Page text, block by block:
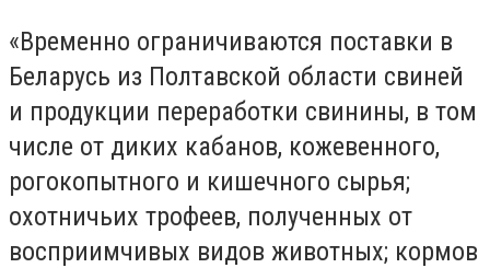
«Временно ограничиваются поставки в
Беларусь из Полтавской области свиней
и продукции переработки свинины, в том
числе от диких кабанов, кожевенного,
рогокопытного и кишечного сырья;
охотничьих трофеев, полученных от
восприимчивых видов животных; кормов